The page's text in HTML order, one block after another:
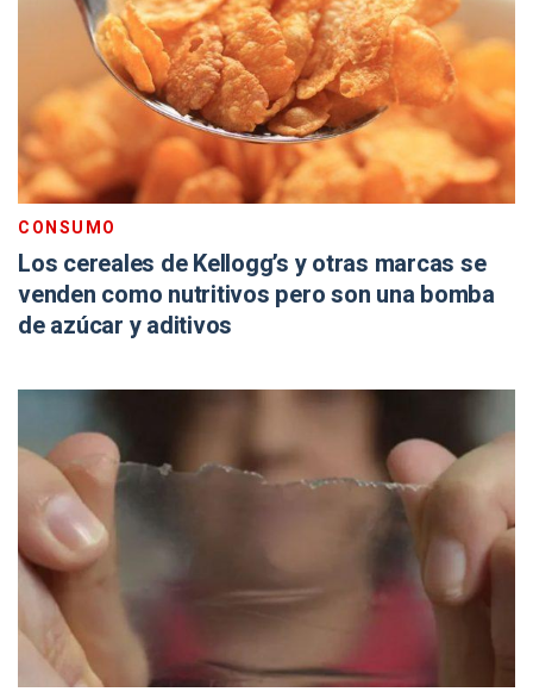
CONSUMO
Los cereales de Kellogg’s y otras marcas se
venden como nutritivos pero son una bomba
de azúcar y aditivos